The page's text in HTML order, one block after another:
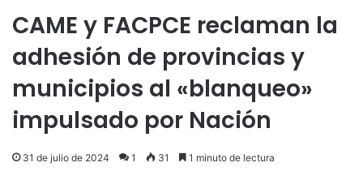
CAME y FACPCE reclaman la
adhesión de provincias y
municipios al «blanqueo»
impulsado por Nación
31 de julio de 2024 1 31 1 minuto de lectura